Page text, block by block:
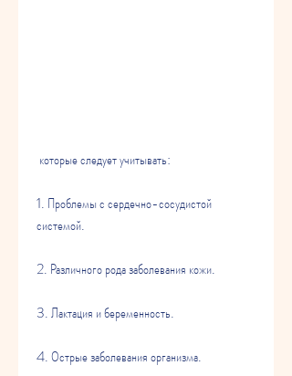
которые следует учитывать:
1. Проблемы с сердечно-сосудистой
системой.
2. Различного рода заболевания кожи.
3. Лактация и беременность.
4. Острые заболевания организма.